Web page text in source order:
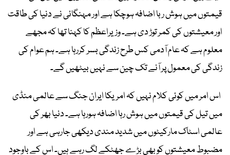
قیمتوں میں ہوش ربا اضافہ ہوچکا ہے اور مہنگائی نے دنیا کی طاقت
اور معیشتوں کی کمر توڑ دی ہے۔ وزیراعظم کا کہنا تھا کہ مجھے
معلوم ہے کہ عام آدمی کس طرح زندگی بسر کررہا ہے۔ ہم عوام کی
زندگی کی معمول پر آنے تک چین سے نہیں بیٹھیں گے۔
اس امر میں کوئی کلام نہیں کہ امریکا ایران جنگ سے عالمی منڈی
میں تیل کی قیمتوں میں ہوش رہا اضافہ ہورہا ہے۔ دنیا بھر کی
عالمی اسٹاک مارکیٹوں میں شدید مندی دیکھی جارہی ہے اور
مضبوط معیشتوں کو بھی بڑے جھٹکے لگ رہے ہیں۔ اس کے باوجود